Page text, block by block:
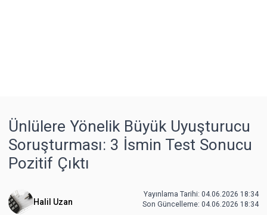
Ünlülere Yönelik Büyük Uyuşturucu
Soruşturması: 3 İsmin Test Sonucu
Pozitif Çıktı
Halil Uzan
Yayınlama Tarihi: 04.06.2026 18:34
Son Güncelleme: 04.06.2026 18:34